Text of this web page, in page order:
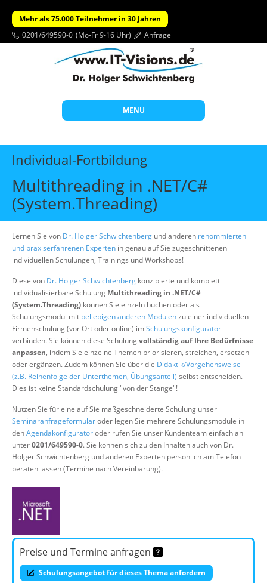
Mehr als 75.000 Teilnehmer in 30 Jahren
0201/649590-0 (Mo-Fr 9-16 Uhr) Anfrage
MENU
Start
Themen
Beratung
Individuelle Schulungen
Offene Seminare
Wissen
Suche
Individual-Fortbildung
Multithreading in .NET/C#
(System.Threading)
Lernen Sie von Dr. Holger Schwichtenberg und anderen renommierten
und praxiserfahrenen Experten in genau auf Sie zugeschnittenen
individuellen Schulungen, Trainings und Workshops!
Diese von Dr. Holger Schwichtenberg konzipierte und komplett
individualisierbare Schulung Multithreading in .NET/C#
(System.Threading) können Sie einzeln buchen oder als
Schulungsmodul mit beliebigen anderen Modulenzu einer individuellen
Firmenschulung (vor Ort oder online) imSchulungskonfigurator
verbinden. Sie können diese Schulungvollständig auf Ihre Bedürfnisse
anpassen, indem Sie einzelne Themen priorisieren, streichen, ersetzen
oder ergänzen. Zudem können Sie über die Didaktik/Vorgehensweise
(z.B. Reihenfolge der Unterthemen, Übungsanteil) selbst entscheiden.
Dies ist keine Standardschulung "von der Stange"!
Nutzen Sie für eine auf Sie maßgeschneiderte Schulung unser
Seminaranfrageformularoder legen Sie mehrere Schulungsmodule in
denAgendakonfiguratoroder rufen Sie unser Kundenteam einfach an
unter0201/649590-0. Sie können sich zu den Inhalten auch von Dr.
Holger Schwichtenberg und anderen Experten persönlich am Telefon
beraten lassen (Termine nach Vereinbarung).
Preise und Termine anfragen
Schulungsangebot für dieses Thema anfordern